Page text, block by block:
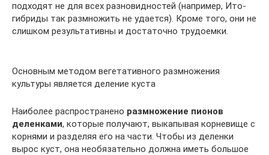
подходят не для всех разновидностей (например, Ито-
гибриды так размножить не удается). Кроме того, они не
слишком результативны и достаточно трудоемки.
Основным методом вегетативного размножения
культуры является деление куста
Наиболее распространено размножение пионов
деленками, которые получают, выкапывая корневище с
корнями и разделяя его на части. Чтобы из деленки
вырос куст, она необязательно должна иметь большое